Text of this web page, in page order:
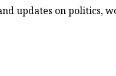
updates on